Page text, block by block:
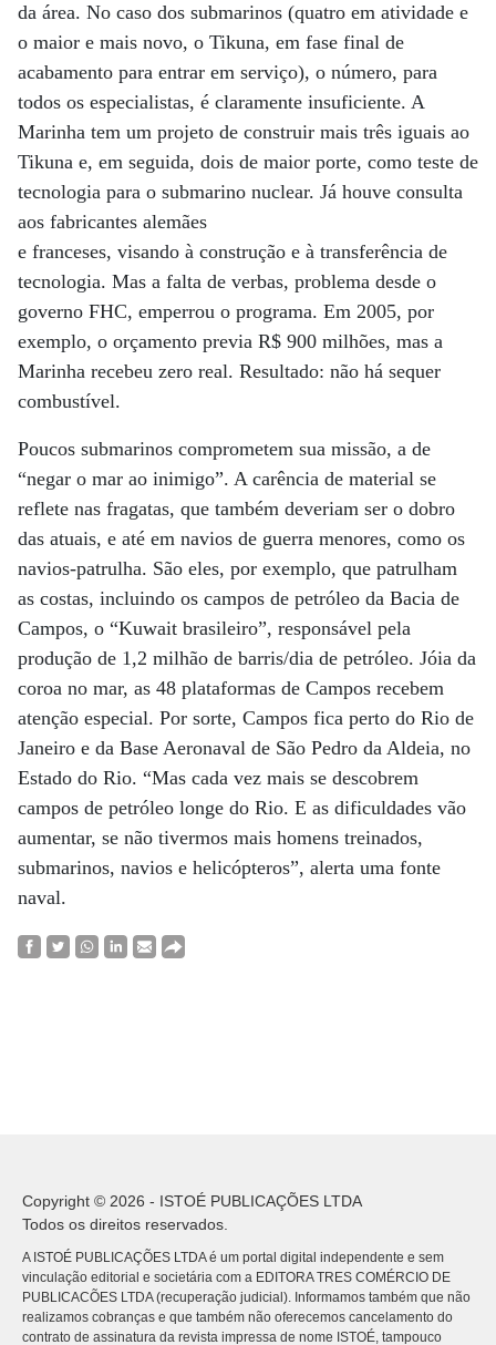
da área. No caso dos submarinos (quatro em atividade e
o maior e mais novo, o Tikuna, em fase final de
acabamento para entrar em serviço), o número, para
todos os especialistas, é claramente insuficiente. A
Marinha tem um projeto de construir mais três iguais ao
Tikuna e, em seguida, dois de maior porte, como teste de
tecnologia para o submarino nuclear. Já houve consulta
aos fabricantes alemães
e franceses, visando à construção e à transferência de
tecnologia. Mas a falta de verbas, problema desde o
governo FHC, emperrou o programa. Em 2005, por
exemplo, o orçamento previa R$ 900 milhões, mas a
Marinha recebeu zero real. Resultado: não há sequer
combustível.
Poucos submarinos comprometem sua missão, a de
“negar o mar ao inimigo”. A carência de material se
reflete nas fragatas, que também deveriam ser o dobro
das atuais, e até em navios de guerra menores, como os
navios-patrulha. São eles, por exemplo, que patrulham
as costas, incluindo os campos de petróleo da Bacia de
Campos, o “Kuwait brasileiro”, responsável pela
produção de 1,2 milhão de barris/dia de petróleo. Jóia da
coroa no mar, as 48 plataformas de Campos recebem
atenção especial. Por sorte, Campos fica perto do Rio de
Janeiro e da Base Aeronaval de São Pedro da Aldeia, no
Estado do Rio. “Mas cada vez mais se descobrem
campos de petróleo longe do Rio. E as dificuldades vão
aumentar, se não tivermos mais homens treinados,
submarinos, navios e helicópteros”, alerta uma fonte
naval.
Copyright © 2026 - ISTOÉ PUBLICAÇÕES LTDA
Todos os direitos reservados.
A ISTOÉ PUBLICAÇÕES LTDA é um portal digital independente e sem
vinculação editorial e societária com a EDITORA TRES COMÉRCIO DE
PUBLICACÕES LTDA (recuperação judicial). Informamos também que não
realizamos cobranças e que também não oferecemos cancelamento do
contrato de assinatura da revista impressa de nome ISTOÉ, tampouco